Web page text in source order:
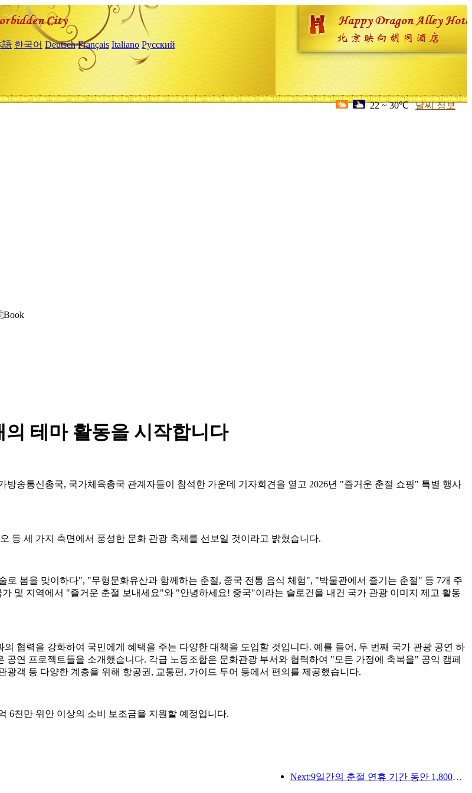
語 한국어 Deutsch Français Italiano Русский
22 ~ 30℃ 날씨 정보
테마 활동을 시작합니다
송통신총국, 국가체육총국 관계자들이 참석한 가운데 기자회견을 열고 2026년 "즐거운 춘절 쇼핑" 특별 행사
등 세 가지 측면에서 풍성한 문화 관광 축제를 선보일 것이라고 밝혔습니다.
봄을 맞이하다", "무형문화유산과 함께하는 춘절, 중국 전통 음식 체험", "박물관에서 즐기는 춘절" 등 7개 주
및 지역에서 "즐거운 춘절 보내세요"와 "안녕하세요! 중국"이라는 슬로건을 내건 국가 관광 이미지 제고 활동
협력을 강화하여 국민에게 혜택을 주는 다양한 대책을 도입할 것입니다. 예를 들어, 두 번째 국가 관광 공연 하
연 프로젝트들을 소개했습니다. 각급 노동조합은 문화관광 부서와 협력하여 "모든 가정에 축복을" 공익 캠페
객 등 다양한 계층을 위해 항공권, 교통편, 가이드 투어 등에서 편의를 제공했습니다.
6천만 위안 이상의 소비 보조금을 지원할 예정입니다.
Next:9일간의 춘절 연휴 기간 동안 1,800만 명 이상이 국내외를 왕래할 것으로 예상됩니다.